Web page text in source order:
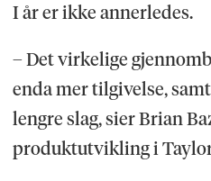
I år er ikke annerledes.
– Det virkelige
enda mer tilgivelse,
lengre slag, sier Brian
produktutvikling i